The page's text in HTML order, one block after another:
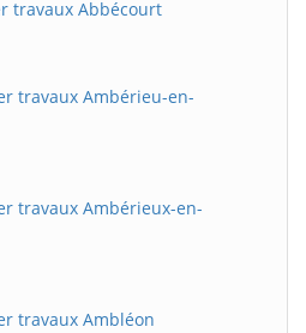
travaux Abbécourt
travaux Ambérieu-en-
travaux Ambérieux-en-
travaux Ambléon